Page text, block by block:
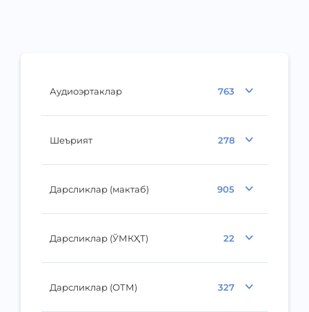
Аудиоэртаклар 763
Шеърият 278
Дарсликлар (мактаб) 905
Дарсликлар (ЎМКҲТ) 22
Дарсликлар (ОТМ) 327